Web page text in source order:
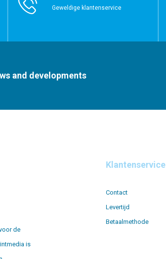
Geweldige klantenservice
and developments
de
is
Klantenservice
Contact
Levertijd
Betaalmethode